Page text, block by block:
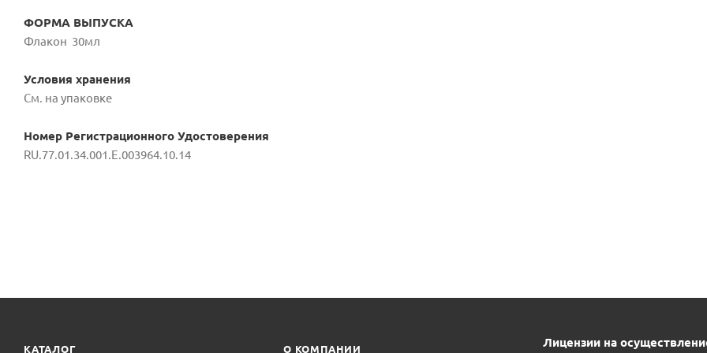
ФОРМА ВЫПУСКА
Флакон 30мл
Условия хранения
См. на упаковке
Номер Регистрационного Удостоверения
RU.77.01.34.001.E.003964.10.14
КАТАЛОГ О КОМПАНИИ Лицензии на